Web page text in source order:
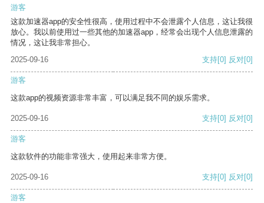
游客
这款加速器app的安全性很高，使用过程中不会泄露个人信息，这让我很
放心。我以前使用过一些其他的加速器app，经常会出现个人信息泄露的
情况，这让我非常担心。
2025-09-16
支持[0] 反对[0]
游客
这款app的视频资源非常丰富，可以满足我不同的娱乐需求。
2025-09-16 支持[0] 反对[0]
游客
这款软件的功能非常强大，使用起来非常方便。
2025-09-16 支持[0] 反对[0]
游客